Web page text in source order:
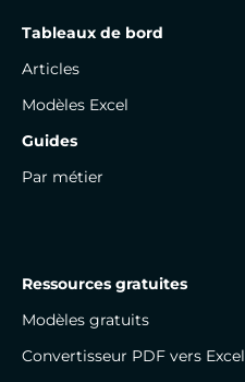
Tableaux de bord
Articles
Modèles Excel
Guides
Par métier
Ressources gratuites
Modèles gratuits
Convertisseur PDF vers Excel